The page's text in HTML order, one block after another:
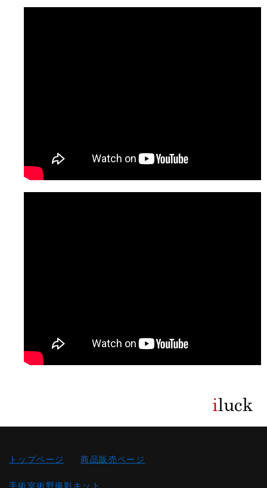
トップページ 商品販売ページ
手術室術野撮影キット